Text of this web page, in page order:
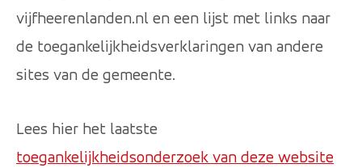
vijfheerenlanden.nl en een lijst met links naar
de toegankelijkheidsverklaringen van andere
sites van de gemeente.
Lees hier het laatste
toegankelijkheidsonderzoek van deze website